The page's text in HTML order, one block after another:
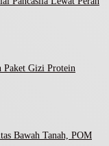
Paket Gizi Protein
Bawah Tanah, POM